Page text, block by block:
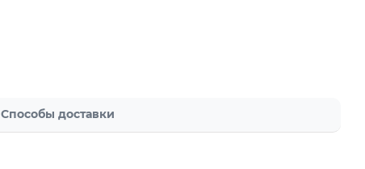
Способы доставки